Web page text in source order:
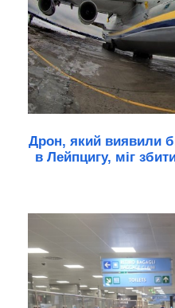
Дрон, який виявили
в Лейпцигу, міг